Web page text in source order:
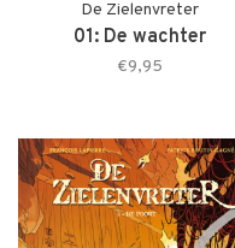
De Zielenvreter
01: De wachter
€9,95